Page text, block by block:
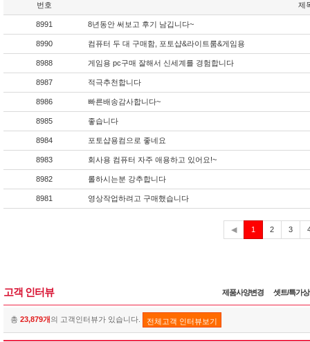
번호 제
8991 8년동안 써보고 후기 남깁니다~
8990 컴퓨터 두 대 구매함, 포토샵&라이트룸&게임용
8988 게임용 pc구매 잘해서 신세계를 경험합니다
8987 적극추천합니다
8986 빠른배송감사합니다~
8985 좋습니다
8984 포토샵용컴으로 좋네요
8983 회사용 컴퓨터 자주 애용하고 있어요!~
8982 롤하시는분 강추합니다
8981 영상작업하려고 구매했습니다
◀ 1
재
2 3
고객 인터뷰 제품사양변경 셋트/특가
총 23,879개의 고객인터뷰가 있습니다. 전체고객 인터뷰보기